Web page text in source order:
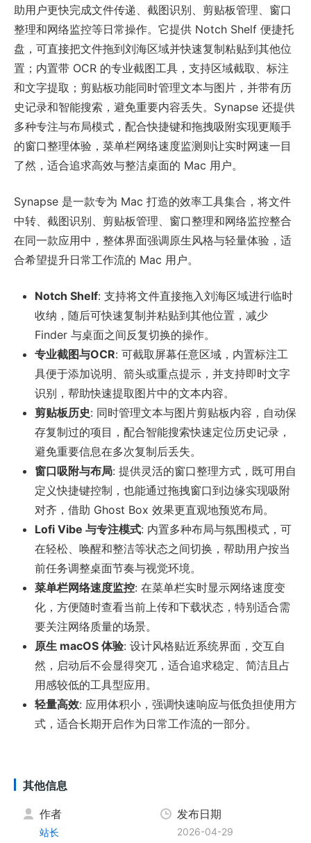
助用户更快完成文件传递、截图识别、剪贴板管理、窗口
整理和网络监控等日常操作。它提供 Notch Shelf 便捷托
盘，可直接把文件拖到刘海区域并快速复制粘贴到其他位
置；内置带 OCR 的专业截图工具，支持区域截取、标注
和文字提取；剪贴板功能同时管理文本与图片，并带有历
史记录和智能搜索，避免重要内容丢失。Synapse 还提供
多种专注与布局模式，配合快捷键和拖拽吸附实现更顺手
的窗口整理体验，菜单栏网络速度监测则让实时网速一目
了然，适合追求高效与整洁桌面的 Mac 用户。
Synapse 是一款专为 Mac 打造的效率工具集合，将文件
中转、截图识别、剪贴板管理、窗口整理和网络监控整合
在同一款应用中，整体界面强调原生风格与轻量体验，适
合希望提升日常工作流的 Mac 用户。
Notch Shelf: 支持将文件直接拖入刘海区域进行临时
收纳，随后可快速复制并粘贴到其他位置，减少
Finder 与桌面之间反复切换的操作。
专业截图与OCR: 可截取屏幕任意区域，内置标注工
具便于添加说明、箭头或重点提示，并支持即时文字
识别，帮助快速提取图片中的文本内容。
剪贴板历史: 同时管理文本与图片剪贴板内容，自动保
存复制过的项目，配合智能搜索快速定位历史记录，
避免重要信息在多次复制后丢失。
窗口吸附与布局: 提供灵活的窗口整理方式，既可用自
定义快捷键控制，也能通过拖拽窗口到边缘实现吸附
对齐，借助 Ghost Box 效果更直观地预览布局。
Lofi Vibe 与专注模式: 内置多种布局与氛围模式，可
在轻松、唤醒和整洁等状态之间切换，帮助用户按当
前任务调整桌面节奏与视觉环境。
菜单栏网络速度监控: 在菜单栏实时显示网络速度变
化，方便随时查看当前上传和下载状态，特别适合需
要关注网络质量的场景。
原生 macOS 体验: 设计风格贴近系统界面，交互自
然，启动后不会显得突兀，适合追求稳定、简洁且占
用感较低的工具型应用。
轻量高效: 应用体积小，强调快速响应与低负担使用方
式，适合长期开启作为日常工作流的一部分。
其他信息
作者
站长
发布日期
2026-04-29